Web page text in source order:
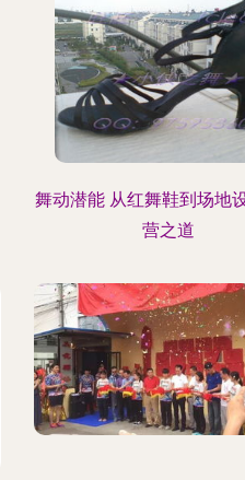
舞动潜能 从红舞鞋到场地
营之道